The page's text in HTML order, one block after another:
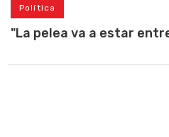
Política
"La pelea va a estar